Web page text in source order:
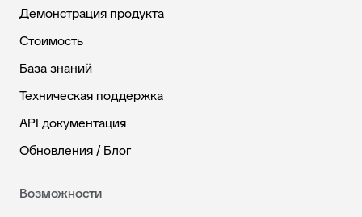
Демонстрация продукта
Стоимость
База знаний
Техническая поддержка
API документация
Обновления / Блог
Возможности